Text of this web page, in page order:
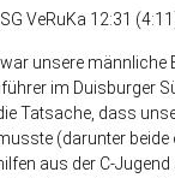
VeRuKa 12:31
unsere männliche
im Duisburger
Tatsache, dass
(darunter beide
aus der C-